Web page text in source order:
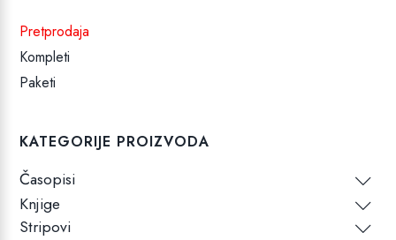
Pretprodaja
Kompleti
Paketi
KATEGORIJE PROIZVODA
Časopisi
Knjige
Stripovi